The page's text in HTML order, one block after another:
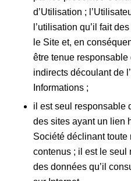
d’Utilisation ;
l’utilisation qu’il fait
le Site et, en
être tenue
indirects découlant de
Informations ;
il est seul responsable
des sites ayant un lien
Société déclinant
contenus ; il est le seul
des données qu’il